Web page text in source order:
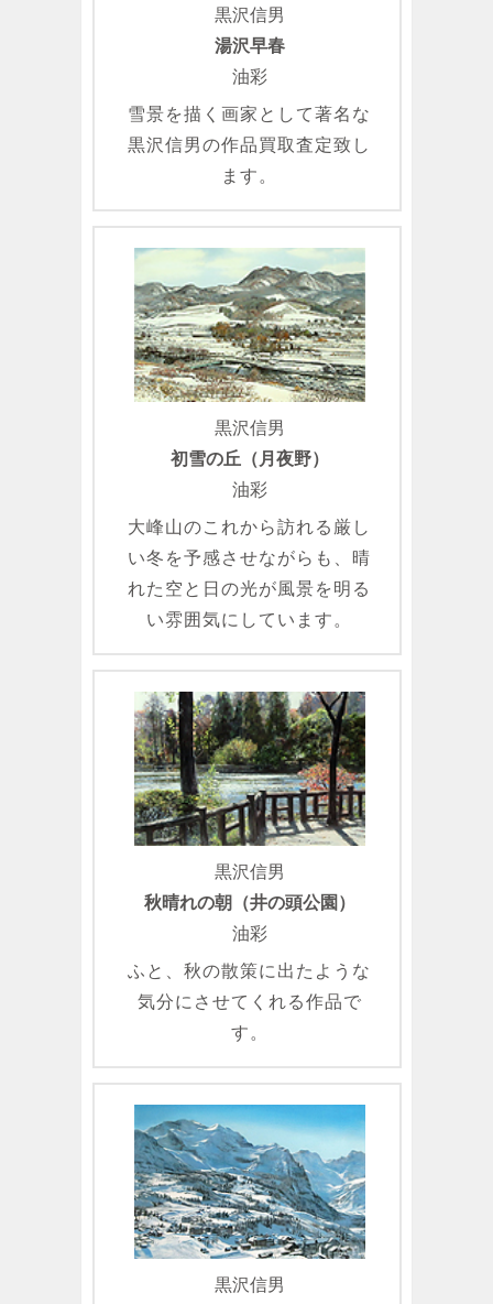
黒沢信男
湯沢早春
油彩
雪景を描く画家として著名な
黒沢信男の作品買取査定致し
ます。
黒沢信男
初雪の丘（月夜野）
油彩
大峰山のこれから訪れる厳し
い冬を予感させながらも、晴
れた空と日の光が風景を明る
い雰囲気にしています。
黒沢信男
秋晴れの朝（井の頭公園）
油彩
ふと、秋の散策に出たような
気分にさせてくれる作品で
す。
黒沢信男